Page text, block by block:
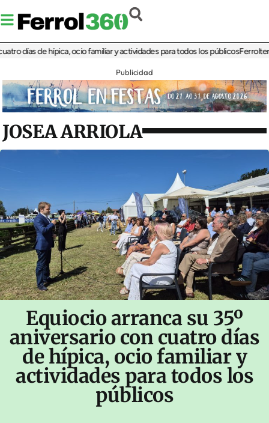
de hípica, ocio familiar y actividades para todos los públicosFerrolterra
Publicidad
JOSEA ARRIOLA
Equiocio arranca su 35º
aniversario con cuatro días
de hípica, ocio familiar y
actividades para todos los
públicos